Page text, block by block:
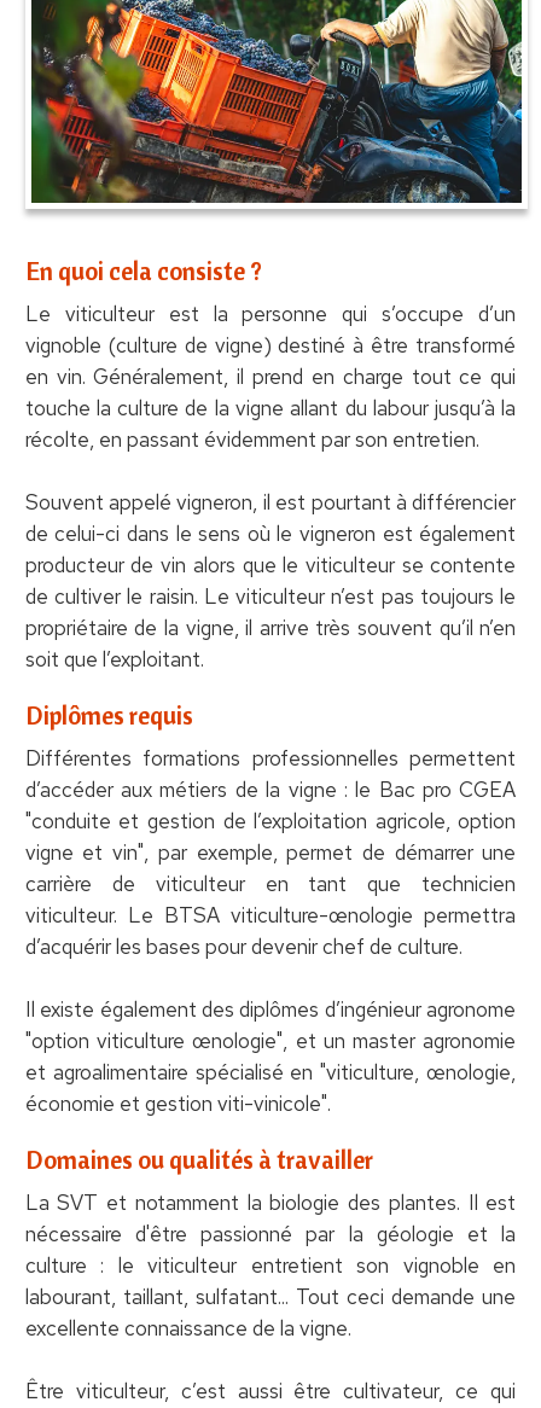
En quoi cela consiste ?
Le viticulteur est la personne qui s’occupe d’un
vignoble (culture de vigne) destiné à être transformé
en vin. Généralement, il prend en charge tout ce qui
touche la culture de la vigne allant du labour jusqu’à la
récolte, en passant évidemment par son entretien.
Souvent appelé vigneron, il est pourtant à différencier
de celui-ci dans le sens où le vigneron est également
producteur de vin alors que le viticulteur se contente
de cultiver le raisin. Le viticulteur n’est pas toujours le
propriétaire de la vigne, il arrive très souvent qu’il n’en
soit que l’exploitant.
Diplômes requis
Différentes formations professionnelles permettent
d’accéder aux métiers de la vigne : le Bac pro CGEA
"conduite et gestion de l’exploitation agricole, option
vigne et vin", par exemple, permet de démarrer une
carrière de viticulteur en tant que technicien
viticulteur. Le BTSA viticulture-œnologie permettra
d’acquérir les bases pour devenir chef de culture.
Il existe également des diplômes d’ingénieur agronome
"option viticulture œnologie", et un master agronomie
et agroalimentaire spécialisé en "viticulture, œnologie,
économie et gestion viti-vinicole".
Domaines ou qualités à travailler
La SVT et notamment la biologie des plantes. Il est
nécessaire d'être passionné par la géologie et la
culture : le viticulteur entretient son vignoble en
labourant, taillant, sulfatant... Tout ceci demande une
excellente connaissance de la vigne.
Être viticulteur, c’est aussi être cultivateur, ce qui